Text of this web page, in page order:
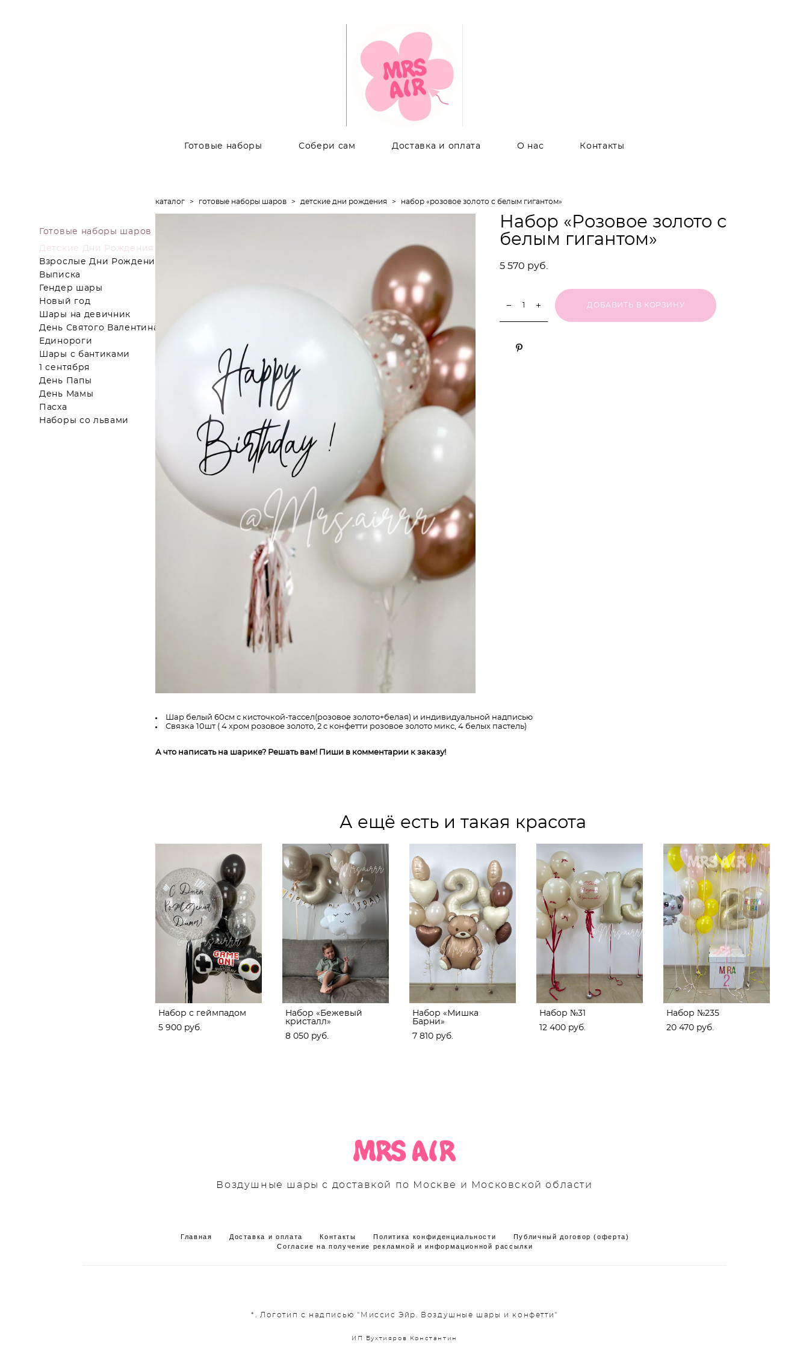
Готовые наборы Собери сам Доставка и оплата О нас Контакты
Готовые наборы шаров
Детские Дни Рождения
Взрослые Дни Рождения
Выписка
Гендер шары
Новый год
Шары на девичник
День Святого Валентина
Единороги
Шары с бантиками
1 сентября
День Папы
День Мамы
Пасха
Наборы со львами
каталог > готовые наборы шаров > детские дни рождения > набор «розовое золото с белым гигантом»
Набор «Розовое золото с
белым гигантом»
5 570 pуб.
ДОБАВИТЬ В КОРЗИНУ
Шар белый 60см с кисточкой-тассел(розовое золото+белая) и индивидуальной надписью
Связка 10шт ( 4 хром розовое золото, 2 с конфетти розовое золото микс, 4 белых пастель)
А что написать на шарике? Решать вам! Пиши в комментарии к заказу!
А ещё есть и такая красота
Набор с геймпадом
5 900 pуб.
Набор «Бежевый
кристалл»
8 050 pуб.
Набор «Мишка
Барни»
7 810 pуб.
Набор №31
12 400 pуб.
Набор №235
20 470 pуб.
Воздушные шары с доставкой по Москве и Московской области
Главная Доставка и оплата Контакты Политика конфиденциальности
Публичный договор (оферта)
Согласие на получение рекламной и информационной рассылки
*. Логотип с надписью "Миссис Эйр. Воздушные шары и конфетти"
ИП Бухтияров Константин